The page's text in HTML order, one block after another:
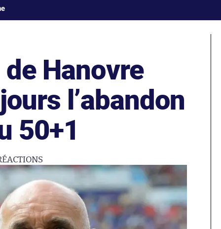
Hanovre
l’abandon
50+1